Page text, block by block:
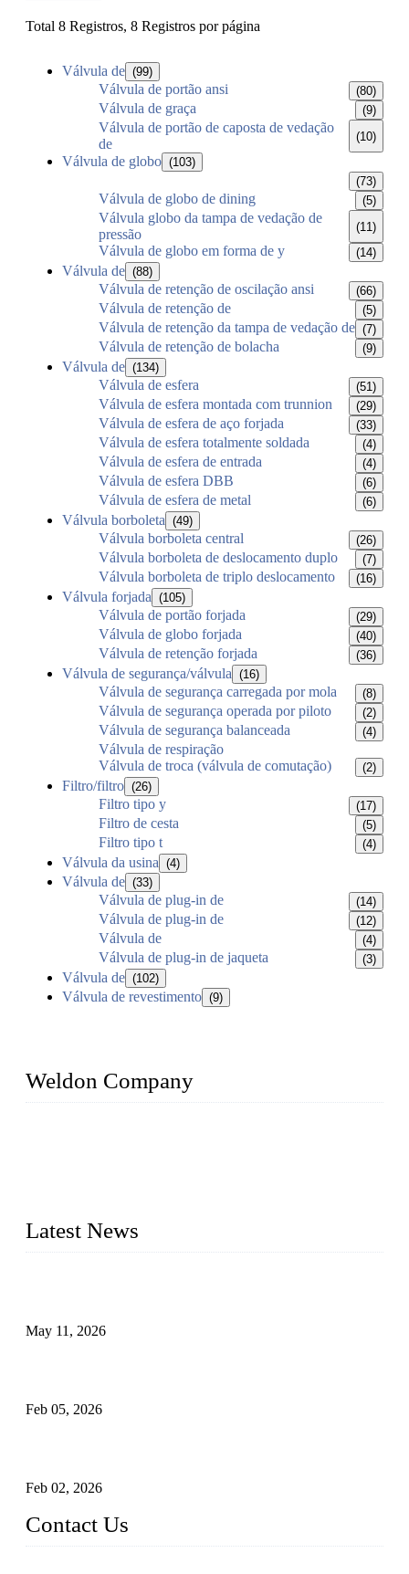
Total 8 Registros, 8 Registros por página
Válvula de (99)
Válvula de portão ansi (80)
Válvula de graça (9)
Válvula de portão de caposta de vedação
de
(10)
Válvula de globo (103)
(73)
Válvula de globo de dining (5)
Válvula globo da tampa de vedação de
pressão
(11)
Válvula de globo em forma de y (14)
Válvula de (88)
Válvula de retenção de oscilação ansi (66)
Válvula de retenção de (5)
Válvula de retenção da tampa de vedação de (7)
Válvula de retenção de bolacha (9)
Válvula de (134)
Válvula de esfera (51)
Válvula de esfera montada com trunnion (29)
Válvula de esfera de aço forjada (33)
Válvula de esfera totalmente soldada (4)
Válvula de esfera de entrada (4)
Válvula de esfera DBB (6)
Válvula de esfera de metal (6)
Válvula borboleta (49)
Válvula borboleta central (26)
Válvula borboleta de deslocamento duplo (7)
Válvula borboleta de triplo deslocamento (16)
Válvula forjada (105)
Válvula de portão forjada (29)
Válvula de globo forjada (40)
Válvula de retenção forjada (36)
Válvula de segurança/válvula (16)
Válvula de segurança carregada por mola (8)
Válvula de segurança operada por piloto (2)
Válvula de segurança balanceada (4)
Válvula de respiração
Válvula de troca (válvula de comutação)
(2)
Filtro/filtro (26)
Filtro tipo y (17)
Filtro de cesta (5)
Filtro tipo t (4)
Válvula da usina (4)
Válvula de (33)
Válvula de plug-in de (14)
Válvula de plug-in de (12)
Válvula de (4)
Válvula de plug-in de jaqueta (3)
Válvula de (102)
Válvula de revestimento (9)
Weldon Company
Latest News
May 11, 2026
Feb 05, 2026
Feb 02, 2026
Contact Us